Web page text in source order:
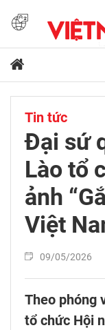
Tin tức
Đại sứ
Lào tổ
ảnh
Việt
09/05/2026
Theo phóng
tổ chức Hội